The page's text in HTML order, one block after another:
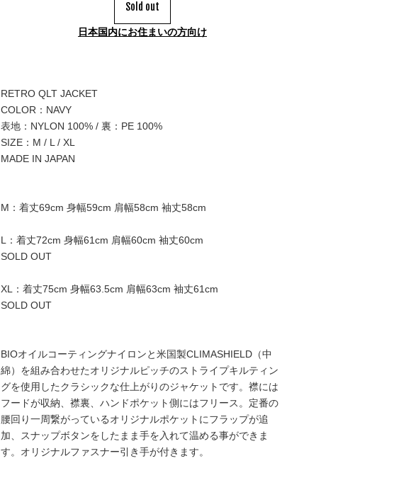
Sold out
日本国内にお住まいの方向け
RETRO QLT JACKET
COLOR：NAVY
表地：NYLON 100% / 裏：PE 100%
SIZE：M / L / XL
MADE IN JAPAN
M：着丈69cm 身幅59cm 肩幅58cm 袖丈58cm
L：着丈72cm 身幅61cm 肩幅60cm 袖丈60cm
SOLD OUT
XL：着丈75cm 身幅63.5cm 肩幅63cm 袖丈61cm
SOLD OUT
BIOオイルコーティングナイロンと米国製CLIMASHIELD（中
綿）を組み合わせたオリジナルピッチのストライプキルティン
グを使用したクラシックな仕上がりのジャケットです。襟には
フードが収納、襟裏、ハンドポケット側にはフリース。定番の
腰回り一周繋がっているオリジナルポケットにフラップが追
加、スナップボタンをしたまま手を入れて温める事ができま
す。オリジナルファスナー引き手が付きます。